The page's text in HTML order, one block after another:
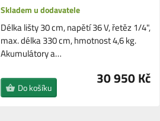
Skladem u dodavatele
Délka lišty 30 cm, napětí 36 V, řetěz 1/4",
max. délka 330 cm, hmotnost 4,6 kg.
Akumulátory a…
30 950 Kč
Do košíku